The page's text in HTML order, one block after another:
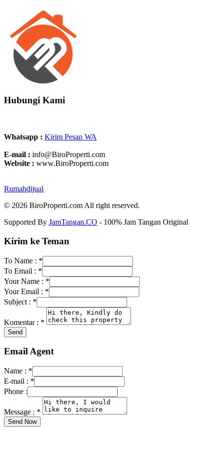
Hubungi Kami
Whatsapp : Kirim Pesan WA
E-mail : info@BiroProperti.com
Website : www.BiroProperti.com
Rumahdijual
© 2026 BiroProperti.com All right reserved.
Supported By JamTangan.CO - 100% Jam Tangan Original
Kirim ke Teman
To Name : *
To Email : *
Your Name : *
Your Email : *
Subject : *
Komentar : *
Email Agent
Name : *
E-mail : *
Phone :
Message : *